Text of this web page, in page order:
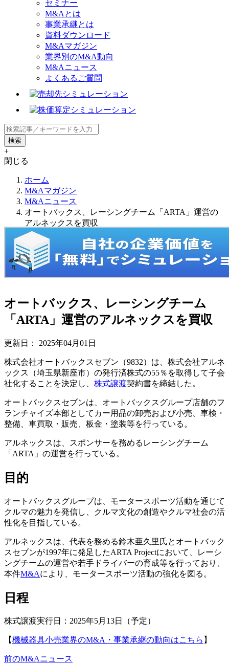
セミナー
M&Aとは
事業承継とは
資料ダウンロード
M&Aマガジン
業界別のM&A動向
M&Aニュース
よくあるご質問
+
閉じる
ホーム
M&Aマガジン
M&Aニュース
オートバックス、レーシングチーム「ARTA」運営の
アルネックスを買収
オートバックス、レーシングチーム
「ARTA」運営のアルネックスを買収
更新日： 2025年04月01日
株式会社オートバックスセブン（9832）は、株式会社アルネ
ックス（埼玉県新座市）の発行済株式の55％を取得して子会
社化することを決定し、 株式譲渡契約書を締結した。
オートバックスセブンは、オートバックスグループ店舗のフ
ランチャイズ本部としてカー用品の卸売および小売、車検・
整備、車買取・販売、板金・塗装等を行っている。
アルネックスは、スポンサーを務めるレーシングチーム
「ARTA」の運営を行っている。
目的
オートバックスグループは、モータースポーツ活動を通じて
クルマの魅力を発信し、クルマ文化の創造やクルマ社会の活
性化を目指している。
アルネックスは、代表を務める鈴木亜久里氏とオートバック
スセブンが1997年に発足したARTA Projectにおいて、レーシ
ングチームの運営や若手ドライバーの育成等を行っており、
本件M&Aにより、モータースポーツ活動の強化を図る。
日程
株式譲渡実行日：2025年5月13日（予定）
【機械器具小売業界のM&A・事業承継の動向はこちら 】
前のM&Aニュース